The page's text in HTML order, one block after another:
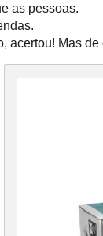
as pessoas.
acertou! Mas